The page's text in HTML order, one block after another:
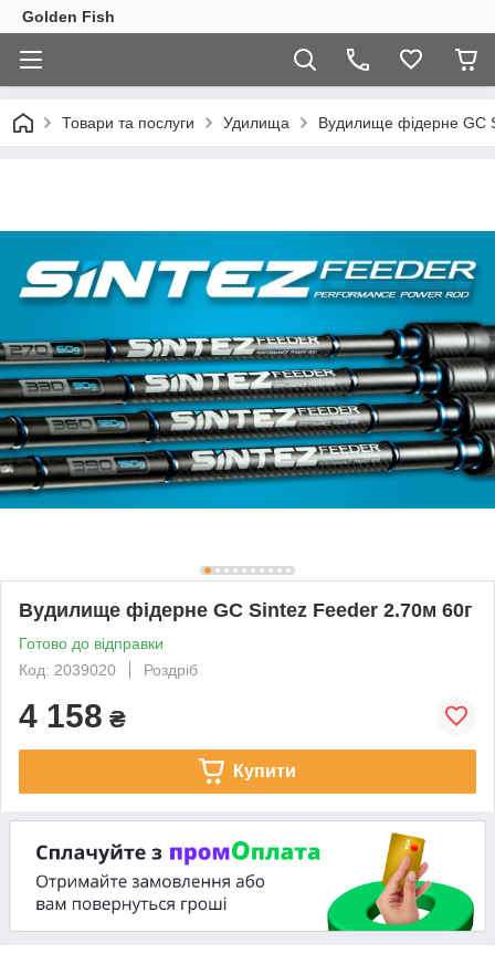
Golden Fish
Товари та послуги Удилища Вудилище фідерне GC
Вудилище фідерне GC Sintez Feeder 2.70м 60г
Готово до відправки
Код: 2039020
Роздріб
4 158 ₴
Купити